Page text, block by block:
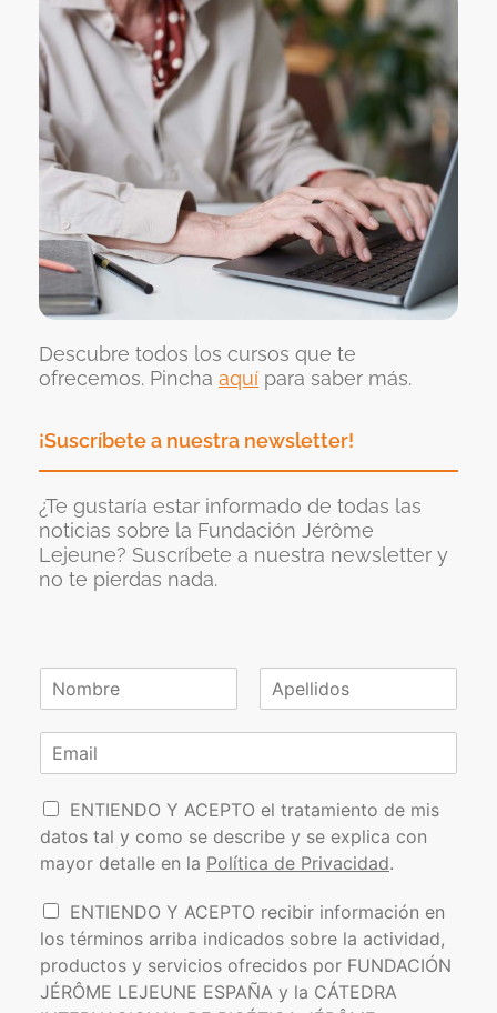
Descubre todos los cursos que te
ofrecemos. Pincha aquí para saber más.
¡Suscríbete a nuestra newsletter!
¿Te gustaría estar informado de todas las
noticias sobre la Fundación Jérôme
Lejeune? Suscríbete a nuestra newsletter y
no te pierdas nada.
*
o
b
e
p
l
o
s
r
e
e
e
c
t
ó
P
o
í
c
a
d
e
ENTIENDO Y ACEPTO el tratamiento de mis
datos tal y como se describe y se explica con
mayor detalle en la Política de Privacidad.
n
o
r
ENTIENDO Y ACEPTO recibir información en
los términos arriba indicados sobre la actividad,
productos y servicios ofrecidos por FUNDACIÓN
JÉRÔME LEJEUNE ESPAÑA y la CÁTEDRA